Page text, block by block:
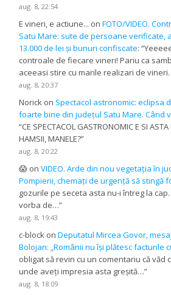
aug. 8, 22:54
E vineri, e actiune... onFOTO/VIDEO.
Satu Mare: sute de persoane verificate,
13.000 de lei și bunuri confiscate: “
controale de fiecare vineri! Pariu ca
aceeasi stire cu marile realizari de
aug. 8, 20:37
Norick on Spectacol astronomic: eclipsa
foarte bine din județul Satu Mare. Când
“CE SPECTACOL GASTRONOMIC E SI ASTA
HAMSII, MANELE?”
aug. 8, 20:22
😱 onVIDEO. Arde din nou vegetația în
Pompierii, chemați de urgență să stingă
gozurile pe seceta asta nu-i întreg la cap.
vorba de…”
aug. 8, 19:43
c-block onDeputatul Mircea Govor,
Bolojan: „Românii nu își plătesc facturile
obligat să revin cu un comentariu că văd
unde aveți impresia asta greșită…”
aug. 8, 18:09